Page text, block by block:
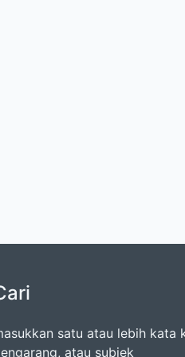
satu atau lebih kata
atau subjek